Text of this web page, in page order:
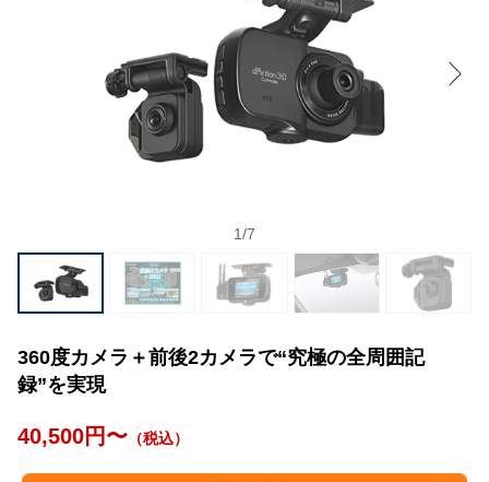
1/7
360度カメラ＋前後2カメラで“究極の全周囲記
録”を実現
40,500円〜 （税込）